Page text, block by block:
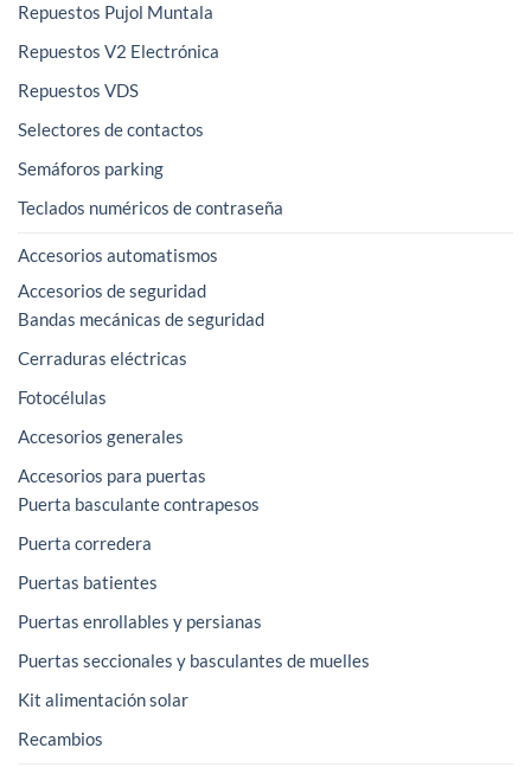
Repuestos Pujol Muntala
Repuestos V2 Electrónica
Repuestos VDS
Selectores de contactos
Semáforos parking
Teclados numéricos de contraseña
Accesorios automatismos
Accesorios de seguridad
Bandas mecánicas de seguridad
Cerraduras eléctricas
Fotocélulas
Accesorios generales
Accesorios para puertas
Puerta basculante contrapesos
Puerta corredera
Puertas batientes
Puertas enrollables y persianas
Puertas seccionales y basculantes de muelles
Kit alimentación solar
Recambios